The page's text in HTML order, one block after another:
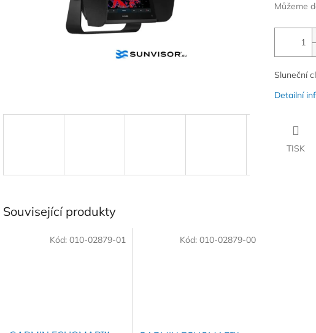
Můžeme
Sluneční
Detailní
TISK
Související produkty
Kód: 010-02879-01 Kód: 010-02879-00